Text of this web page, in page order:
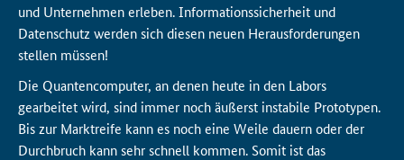
und Unternehmen erleben. Informationssicherheit und
Datenschutz werden sich diesen neuen Herausforderungen
stellen müssen!
Die Quantencomputer, an denen heute in den Labors
gearbeitet wird, sind immer noch äußerst instabile Prototypen.
Bis zur Marktreife kann es noch eine Weile dauern oder der
Durchbruch kann sehr schnell kommen. Somit ist das